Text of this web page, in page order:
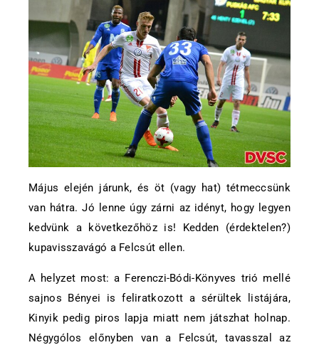
Május elején járunk, és öt (vagy hat) tétmeccsünk
van hátra. Jó lenne úgy zárni az idényt, hogy legyen
kedvünk a következőhöz is! Kedden (érdektelen?)
kupavisszavágó a Felcsút ellen.
A helyzet most: a Ferenczi-Bódi-Könyves trió mellé
sajnos Bényei is feliratkozott a sérültek listájára,
Kinyik pedig piros lapja miatt nem játszhat holnap.
Négygólos előnyben van a Felcsút, tavasszal az